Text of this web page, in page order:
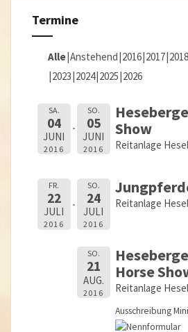
Termine
Alle Anstehend 2016 2017 2018
2023 2024 2025 2026
SA.
04
JUNI
2016
SO.
05
JUNI
2016
Show
Reitanlage
FR.
22
JULI
2016
SO.
24
JULI
2016
Reitanlage
SO.
21
AUG.
2016
Horse
Reitanlage
Ausschreibung